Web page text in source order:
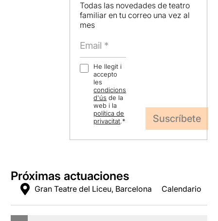
Todas las novedades de teatro
familiar en tu correo una vez al
mes
He llegit i
accepto
les
condicions
d'ús de la
web i la
política de
privacitat.*
Próximas actuaciones
Gran Teatre del Liceu, Barcelona Calendario